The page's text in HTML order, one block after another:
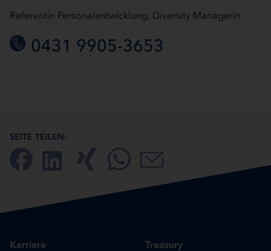
Referentin Personalentwicklung, Diversity Managerin
0431 9905-3653
SEITE TEILEN:
Karriere Treasury